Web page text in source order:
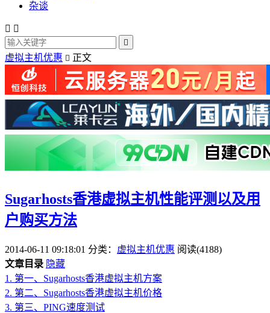
杂谈
 

虚拟主机优惠  正文
Sugarhosts香港虚拟主机性能评测以及用
户购买方法
2014-06-11 09:18:01 分类： 虚拟主机优惠 阅读(4188)
文章目录 隐藏
1. 第一、Sugarhosts香港虚拟主机方案
2. 第二、Sugarhosts香港虚拟主机价格
3. 第三、PING速度测试